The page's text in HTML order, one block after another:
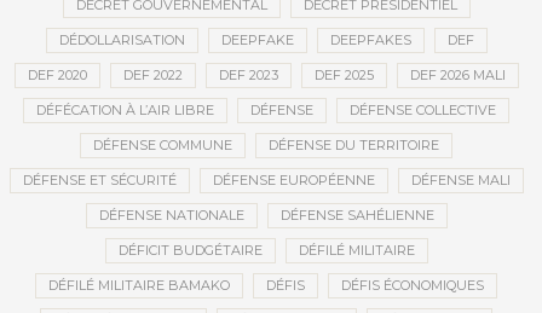
DÉCRET GOUVERNEMENTAL DÉCRET PRÉSIDENTIEL
DÉDOLLARISATION DEEPFAKE DEEPFAKES DEF
DEF 2020 DEF 2022 DEF 2023 DEF 2025 DEF 2026 MALI
DÉFÉCATION À L’AIR LIBRE DÉFENSE DÉFENSE COLLECTIVE
DÉFENSE COMMUNE DÉFENSE DU TERRITOIRE
DÉFENSE ET SÉCURITÉ DÉFENSE EUROPÉENNE DÉFENSE MALI
DÉFENSE NATIONALE DÉFENSE SAHÉLIENNE
DÉFICIT BUDGÉTAIRE DÉFILÉ MILITAIRE
DÉFILÉ MILITAIRE BAMAKO DÉFIS DÉFIS ÉCONOMIQUES